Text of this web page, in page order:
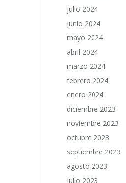
julio 2024
junio 2024
mayo 2024
abril 2024
marzo 2024
febrero 2024
enero 2024
diciembre 2023
noviembre 2023
octubre 2023
septiembre 2023
agosto 2023
julio 2023